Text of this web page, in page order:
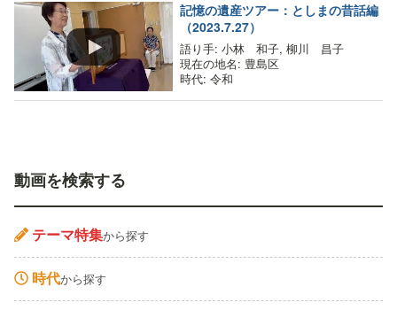
記憶の遺産ツアー：としまの昔話編
（2023.7.27）
語り手: 小林 和子, 柳川 昌子
現在の地名: 豊島区
時代: 令和
動画を検索する
テーマ特集から探す
時代から探す